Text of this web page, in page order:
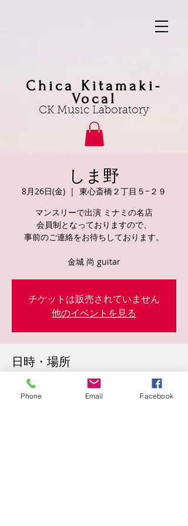
Chica Kitamaki-
Vocal
CK Music Laboratory
しま野
8月26日(金)
  |
東心斎橋２丁目５−２９
マンスリーで出演 ミナミの名店
会員制となっておりますので、
事前のご連絡をお待ちしております。
チケットは販売されていません
他のイベントを見る
日時・場所
2022年8月26日 20:30
東心斎橋２丁目５−２９, 日本、〒542-0083
Phone Email Facebook